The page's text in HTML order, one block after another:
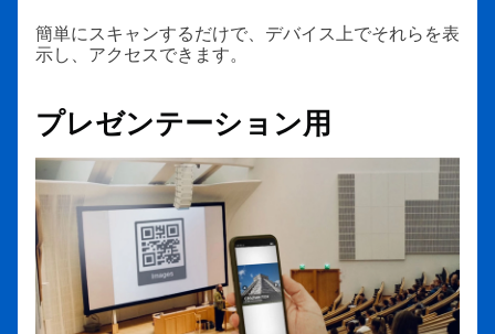
簡単にスキャンするだけで、デバイス上でそれらを表
示し、アクセスできます。
プレゼンテーション用